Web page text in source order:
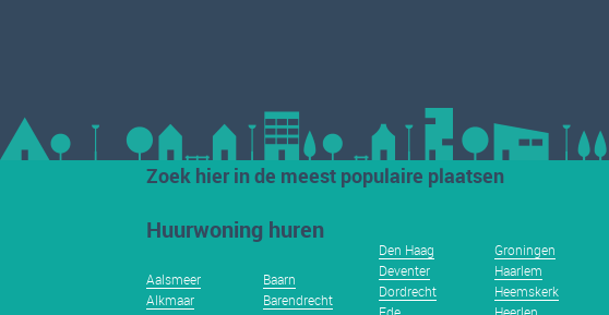
Zoek hier in de meest populaire plaatsen
Huurwoning huren
Aalsmeer
Alkmaar
Baarn
Barendrecht
Den Haag
Deventer
Dordrecht
Groningen
Haarlem
Heemskerk